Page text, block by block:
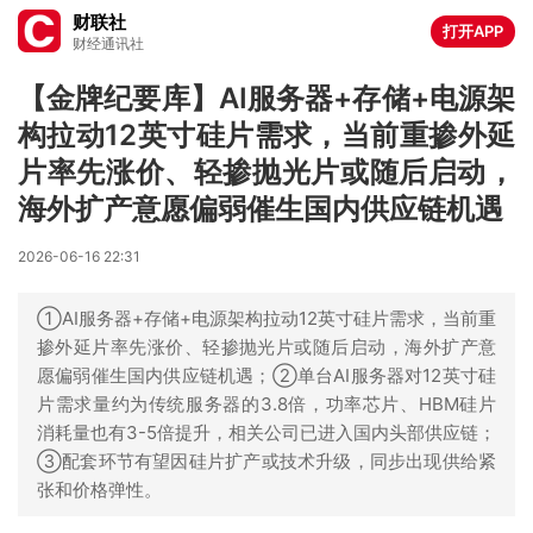
财联社
财经通讯社
打开APP
【金牌纪要库】AI服务器+存储+电源架
构拉动12英寸硅片需求，当前重掺外延
片率先涨价、轻掺抛光片或随后启动，
海外扩产意愿偏弱催生国内供应链机遇
2026-06-16 22:31
①AI服务器+存储+电源架构拉动12英寸硅片需求，当前重
掺外延片率先涨价、轻掺抛光片或随后启动，海外扩产意
愿偏弱催生国内供应链机遇；②单台AI服务器对12英寸硅
片需求量约为传统服务器的3.8倍，功率芯片、HBM硅片
消耗量也有3-5倍提升，相关公司已进入国内头部供应链；
③配套环节有望因硅片扩产或技术升级，同步出现供给紧
张和价格弹性。